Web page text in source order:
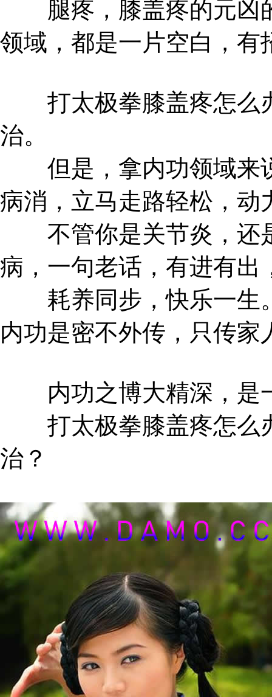
腿疼，膝盖疼的元凶
领域，都是一片空白，有
打太极拳膝盖疼怎么
治。
但是，拿内功领域来
病消，立马走路轻松，动
不管你是关节炎，还
病，一句老话，有进有出
耗养同步，快乐一生
内功是密不外传，只传家
内功之博大精深，是
打太极拳膝盖疼怎么
治？